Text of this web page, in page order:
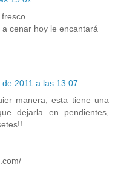
cenar hoy le encantará
2011 a las 13:07
manera, esta tiene una
dejarla en pendientes,